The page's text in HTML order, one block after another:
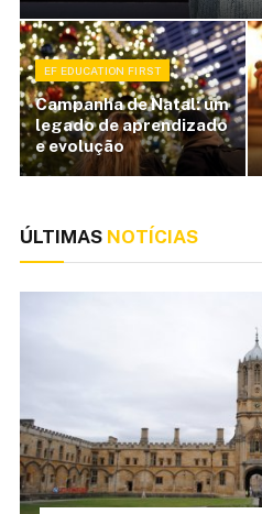
EF EDUCATION FIRST
Campanha de Natal: um
legado de aprendizado
e evolução
ÚLTIMAS NOTÍCIAS